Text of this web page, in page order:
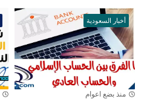
أخبار السعودية
منذ بضع اعوام